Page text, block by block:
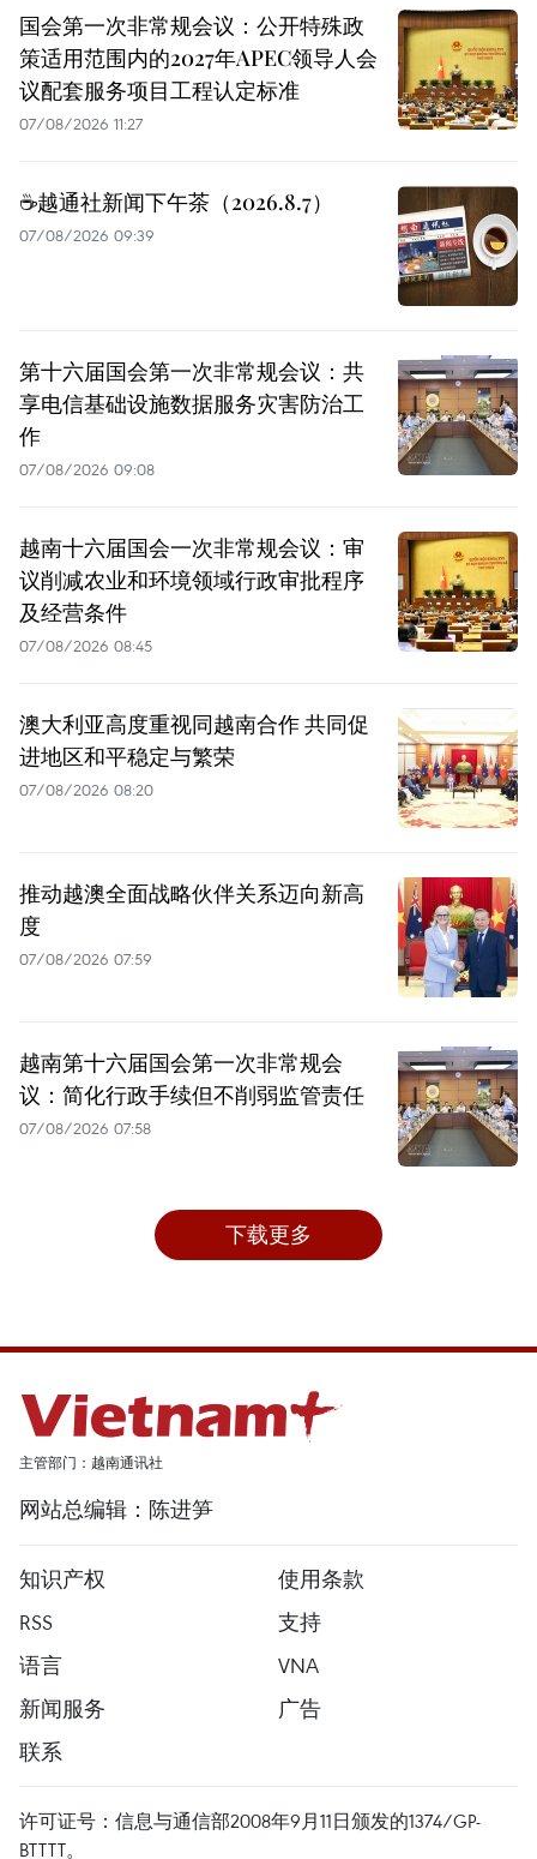
国会第一次非常规会议：公开特殊政
策适用范围内的2027年APEC领导人会
议配套服务项目工程认定标准
07/08/2026 11:27
☕️越通社新闻下午茶（2026.8.7）
07/08/2026 09:39
第十六届国会第一次非常规会议：共
享电信基础设施数据服务灾害防治工
作
07/08/2026 09:08
越南十六届国会一次非常规会议：审
议削减农业和环境领域行政审批程序
及经营条件
07/08/2026 08:45
澳大利亚高度重视同越南合作 共同促
进地区和平稳定与繁荣
07/08/2026 08:20
推动越澳全面战略伙伴关系迈向新高
度
07/08/2026 07:59
越南第十六届国会第一次非常规会
议：简化行政手续但不削弱监管责任
07/08/2026 07:58
下载更多
主管部门：越南通讯社
网站总编辑：陈进笋
知识产权
使用条款
RSS
支持
语言
VNA
新闻服务
广告
联系
许可证号：信息与通信部2008年9月11日颁发的1374/GP-
BTTTT。